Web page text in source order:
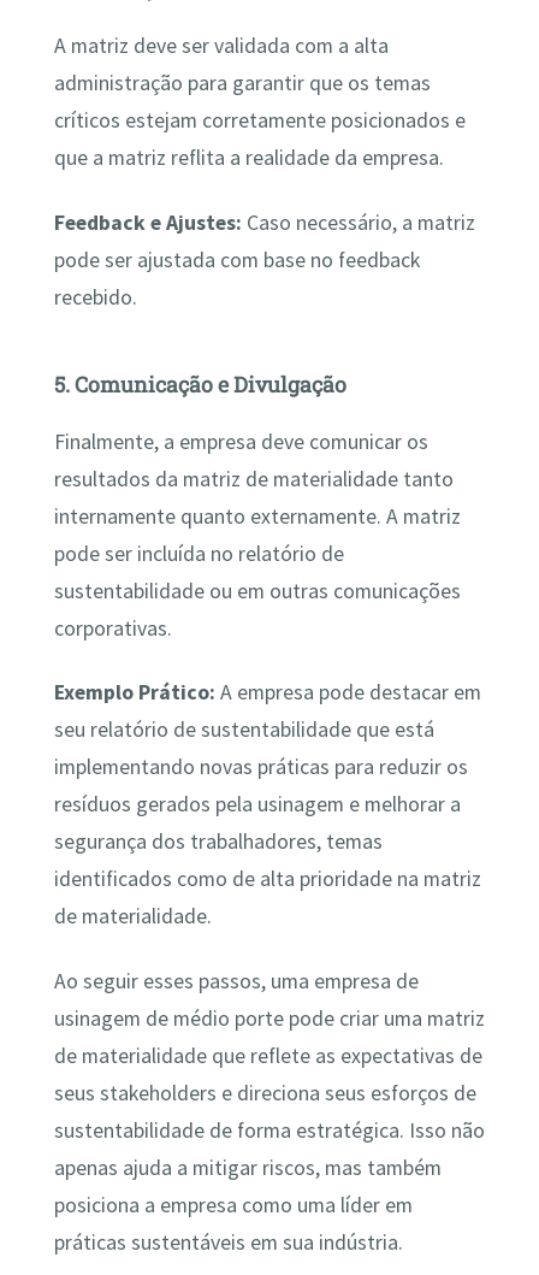
A matriz deve ser validada com a alta
administração para garantir que os temas
críticos estejam corretamente posicionados e
que a matriz reflita a realidade da empresa.
Feedback e Ajustes: Caso necessário, a matriz
pode ser ajustada com base no feedback
recebido.
5. Comunicação e Divulgação
Finalmente, a empresa deve comunicar os
resultados da matriz de materialidade tanto
internamente quanto externamente. A matriz
pode ser incluída no relatório de
sustentabilidade ou em outras comunicações
corporativas.
Exemplo Prático: A empresa pode destacar em
seu relatório de sustentabilidade que está
implementando novas práticas para reduzir os
resíduos gerados pela usinagem e melhorar a
segurança dos trabalhadores, temas
identificados como de alta prioridade na matriz
de materialidade.
Ao seguir esses passos, uma empresa de
usinagem de médio porte pode criar uma matriz
de materialidade que reflete as expectativas de
seus stakeholders e direciona seus esforços de
sustentabilidade de forma estratégica. Isso não
apenas ajuda a mitigar riscos, mas também
posiciona a empresa como uma líder em
práticas sustentáveis em sua indústria.